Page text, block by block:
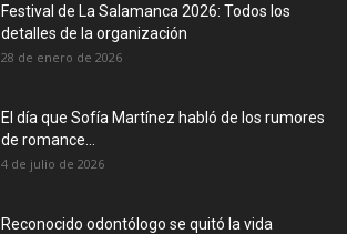
Festival de La Salamanca 2026: Todos los
detalles de la organización
28 de enero de 2026
El día que Sofía Martínez habló de los rumores
de romance...
4 de julio de 2026
Reconocido odontólogo se quitó la vida